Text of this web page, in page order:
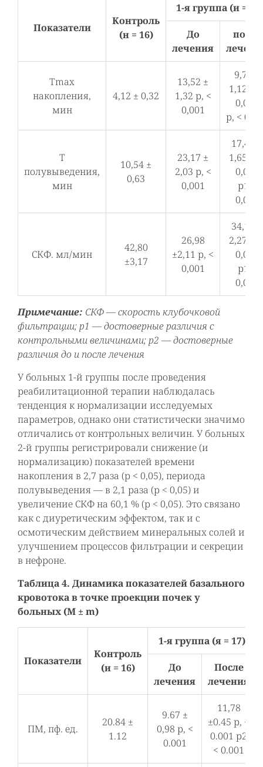
Показатели
Контроль
(н = 16)
1-я группа (и = 17)
До
лечения
после
Тmax
накопления,
мин
4,12 ± 0,32
13,52 ±
1,32 р, <
0,001
9,73 ±
1,12 р,
0,001
р, <
Т
полувыведения,
мин
10,54 ±
0,63
23,17 ±
2,03 р, <
0,001
17,45 ±
1,65 р,
0,001
р1 <
0,001
СКФ. мл/мин
42,80
±3,17
26,98
±2,11 р, <
0,001
34,18 ±
2,27 р,
0,036
р1 <
0,001
Примечание: СКФ — скорость клубочковой
фильтрации; р1 — достоверные различия с
контрольными величинами; р2 — достоверные
различия до и после лечения
У больных 1-й группы после проведения
реабилитационной терапии наблюдалась
тенденция к нормализации исследуемых
параметров, однако они статистически значимо
отличались от контрольных величин. У больных
2-й группы регистрировали снижение (и
нормализацию) показателей времени
накопления в 2,7 раза (р < 0,05), периода
полувыведения — в 2,1 раза (р < 0,05) и
увеличение СКФ на 60,1 % (р < 0,05). Это связано
как с диуретическим эффектом, так и с
осмотическим действием минеральных солей и
улучшением процессов фильтрации и секреции
в нефроне.
Таблица 4. Динамика показателей базального
кровотока в точке проекции почек у
больных (M ± m)
Показатели
Контроль
(и = 16)
1-я группа (я = 17)
До
лечения
После
лечения
ПМ, пф. ед.
20.84 ±
1.12
9.67 ±
0,98 р, <
0.001
11,78
±0.45 р, <
0.001 р2
< 0.001